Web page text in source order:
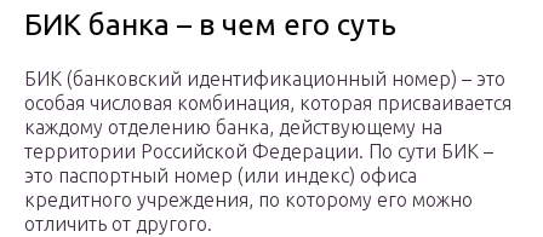
БИК банка – в чем его суть
БИК (банковский идентификационный номер) – это
особая числовая комбинация, которая присваивается
каждому отделению банка, действующему на
территории Российской Федерации. По сути БИК –
это паспортный номер (или индекс) офиса
кредитного учреждения, по которому его можно
отличить от другого.